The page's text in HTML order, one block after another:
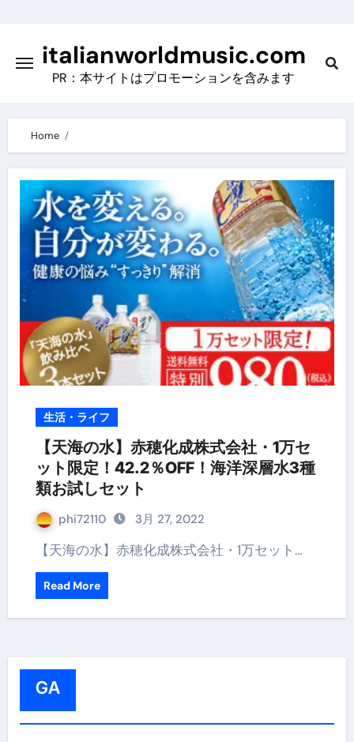
contentitalianworldmusic.com
PR：本サイトはプロモーションを含みます
Home
生活・ライフ
【天海の水】赤穂化成株式会社・1万セ
ット限定！42.2％OFF！海洋深層水3種
類お試しセット
phi72110 3月 27, 2022
【天海の水】赤穂化成株式会社・1万セット…
Read More
GA